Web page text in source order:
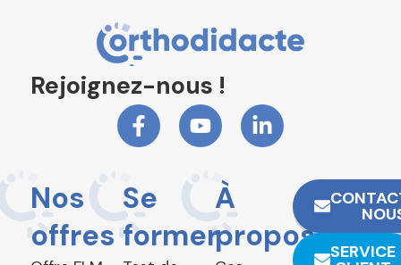
Rejoignez-nous !
Nos
offres
Se
former
À
propos
SERVICE